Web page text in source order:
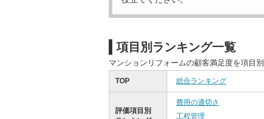
項目別ランキング一覧
マンションリフォームの顧客満足度を項目
TOP 総合ランキング
評価項目別
費用の適切さ
工程管理